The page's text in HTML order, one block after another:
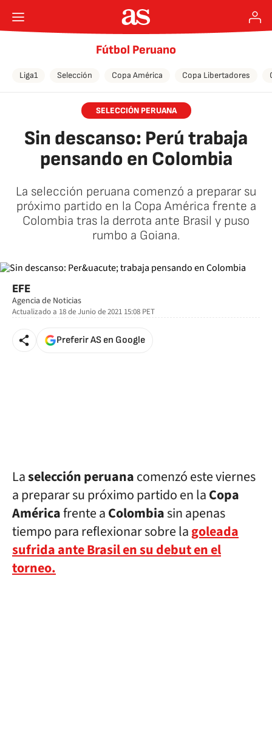
Fútbol Peruano
Liga1 Selección Copa América Copa Libertadores
SELECCIÓN PERUANA
Sin descanso: Perú trabaja
pensando en Colombia
La selección peruana comenzó a preparar su
próximo partido en la Copa América frente a
Colombia tras la derrota ante Brasil y puso
rumbo a Goiana.
EFE
Agencia de Noticias
Actualizado a 18 de Junio de 2021 15:08 PET
Preferir AS en Google
Laselección peruanacomenzó este viernes
a preparar su próximo partido en laCopa
Américafrente aColombiasin apenas
tiempo para reflexionar sobre lagoleada
sufrida ante Brasil en su debut en el
torneo.